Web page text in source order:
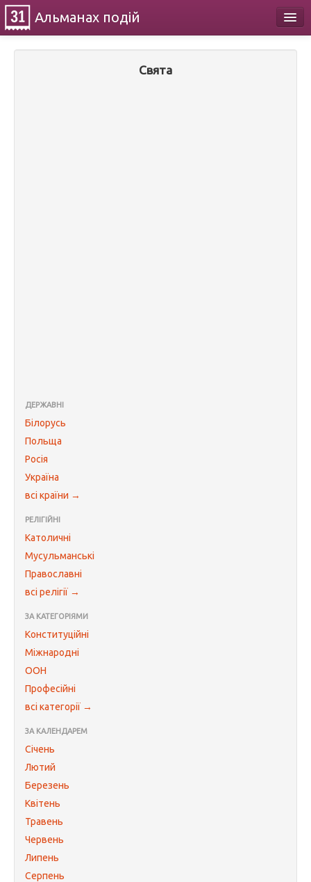
Альманах подій
Свята
ДЕРЖАВНІ
Білорусь
Польща
Росія
Україна
всі країни →
РЕЛІГІЙНІ
Католичні
Мусульманські
Православні
всі релігії →
ЗА КАТЕГОРІЯМИ
Конституційні
Міжнародні
ООН
Професійні
всі категорії →
ЗА КАЛЕНДАРЕМ
Січень
Лютий
Березень
Квітень
Травень
Червень
Липень
Серпень